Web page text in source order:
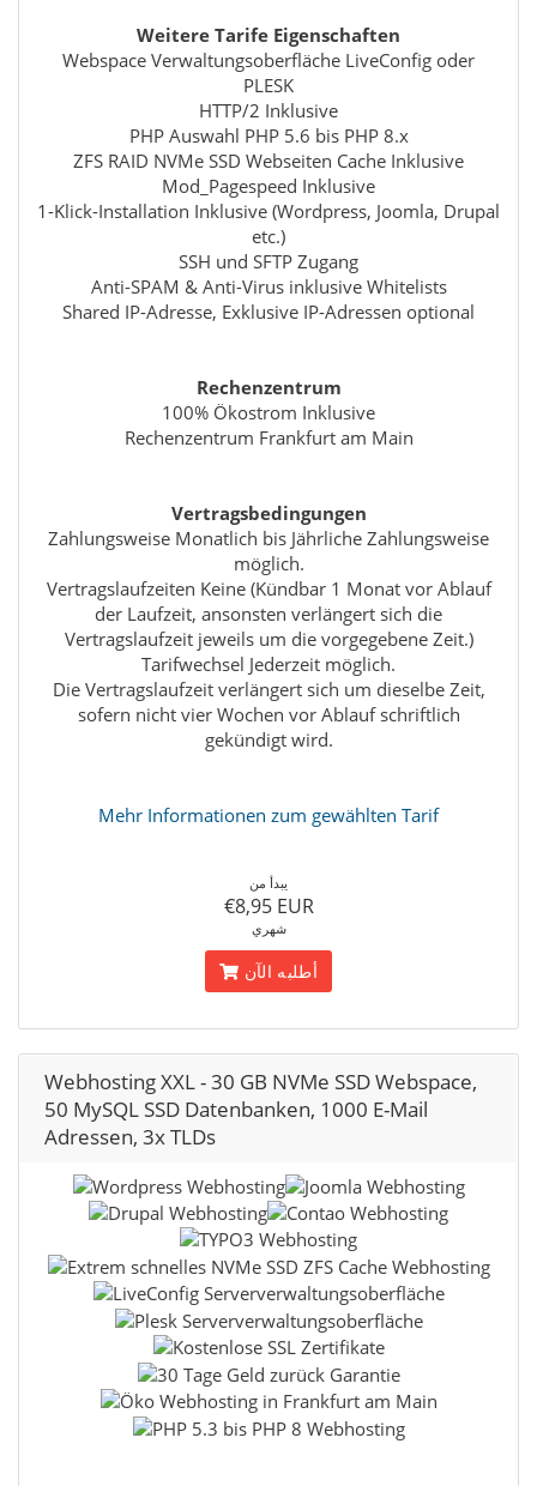
Weitere Tarife Eigenschaften
Webspace Verwaltungsoberfläche LiveConfig oder
PLESK
HTTP/2 Inklusive
PHP Auswahl PHP 5.6 bis PHP 8.x
ZFS RAID NVMe SSD Webseiten Cache Inklusive
Mod_Pagespeed Inklusive
1-Klick-Installation Inklusive (Wordpress, Joomla, Drupal
etc.)
SSH und SFTP Zugang
Anti-SPAM & Anti-Virus inklusive Whitelists
Shared IP-Adresse, Exklusive IP-Adressen optional
Rechenzentrum
100% Ökostrom Inklusive
Rechenzentrum Frankfurt am Main
Vertragsbedingungen
Zahlungsweise Monatlich bis Jährliche Zahlungsweise
möglich.
Vertragslaufzeiten Keine (Kündbar 1 Monat vor Ablauf
der Laufzeit, ansonsten verlängert sich die
Vertragslaufzeit jeweils um die vorgegebene Zeit.)
Tarifwechsel Jederzeit möglich.
Die Vertragslaufzeit verlängert sich um dieselbe Zeit,
sofern nicht vier Wochen vor Ablauf schriftlich
gekündigt wird.
Mehr Informationen zum gewählten Tarif
يبدأ من
€8,95 EUR
شهري
أطلبه الآن
Webhosting XXL - 30 GB NVMe SSD Webspace,
50 MySQL SSD Datenbanken, 1000 E-Mail
Adressen, 3x TLDs